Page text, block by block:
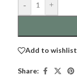
- +
Add to wishlist
Share: